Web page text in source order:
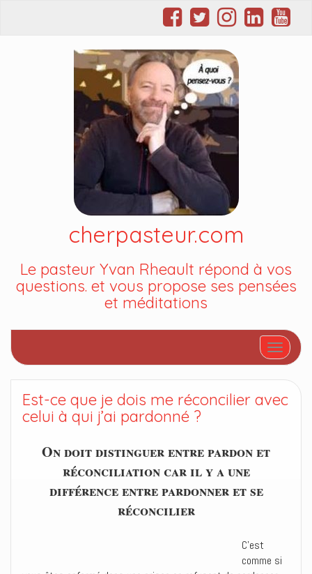
cherpasteur.com
Le pasteur Yvan Rheault répond à vos
questions. et vous propose ses pensées
et méditations
Afficher/
Est-ce que je dois me réconcilier avec
celui à qui j’ai pardonné ?
On doit distinguer entre pardon et
réconciliation car il y a une
différence entre pardonner et se
réconcilier
C’est
comme si